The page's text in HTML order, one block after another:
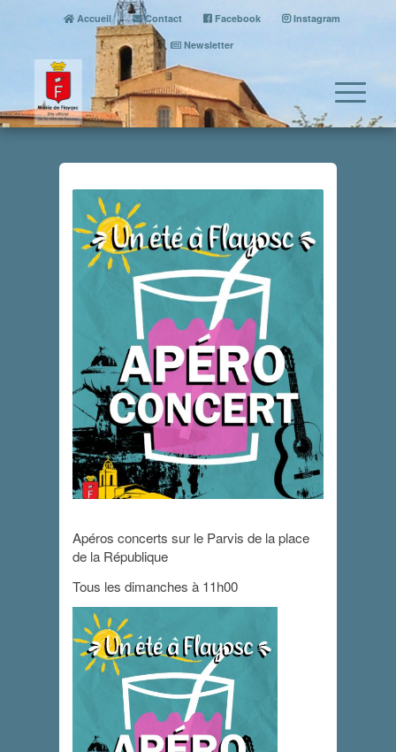
Accueil Contact Facebook
Instagram
Newsletter
Apéros concerts
Apéros concerts sur le Parvis de la place
de la République
Tous les dimanches à 11h00